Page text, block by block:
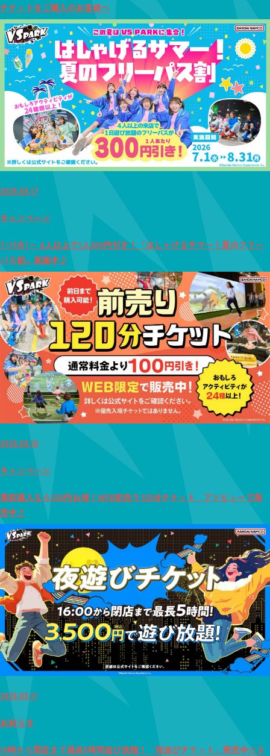
チケットをご購入のお客様へ
2026.06.17
キャンペーン
7/1(水)～ 4人以上で1人300円引き！「はしゃげるサマー！夏のフリー
パス割」実施中♪
2026.06.10
キャンペーン
事前購入なら100円お得！WEB前売り120分チケット アソビューで販
売中♪
2026.05.11
お知らせ
16時から閉店まで最長5時間遊び放題！「夜遊びチケット」販売中☆彡